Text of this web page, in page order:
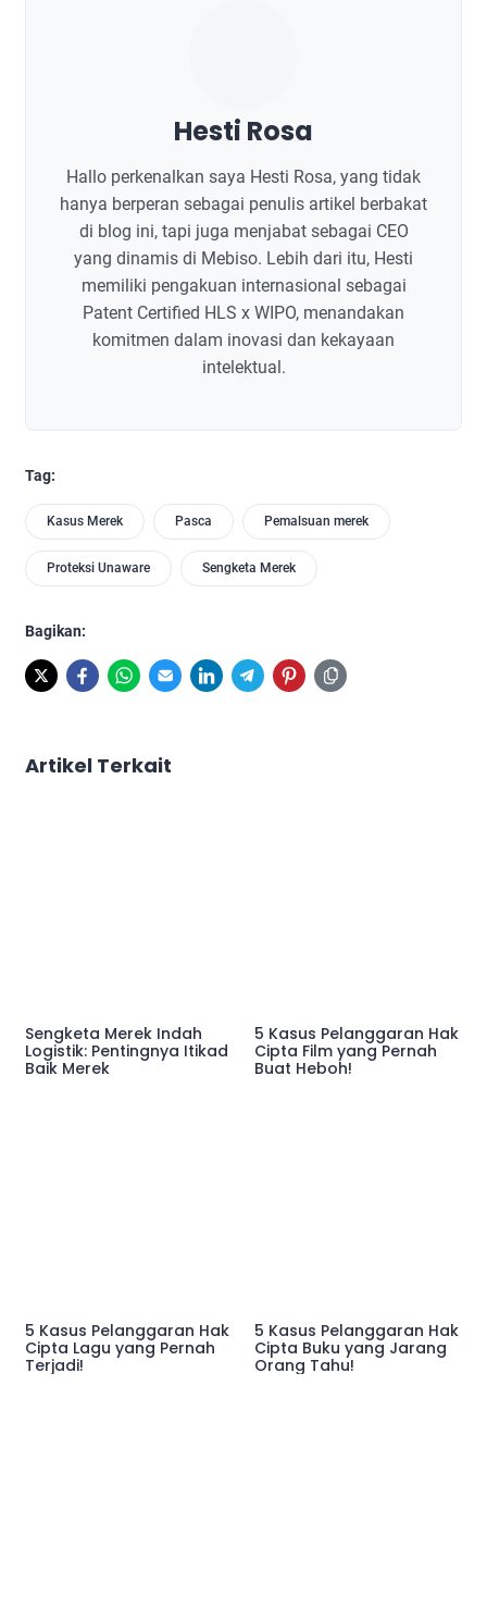
Hesti Rosa
Hallo perkenalkan saya Hesti Rosa, yang tidak
hanya berperan sebagai penulis artikel berbakat
di blog ini, tapi juga menjabat sebagai CEO
yang dinamis di Mebiso. Lebih dari itu, Hesti
memiliki pengakuan internasional sebagai
Patent Certified HLS x WIPO, menandakan
komitmen dalam inovasi dan kekayaan
intelektual.
Tag:
Kasus Merek Pasca Pemalsuan merek
Proteksi Unaware Sengketa Merek
Bagikan:
Artikel Terkait
Sengketa Merek Indah
Logistik: Pentingnya Itikad
Baik Merek
5 Kasus Pelanggaran Hak
Cipta Film yang Pernah
Buat Heboh!
5 Kasus Pelanggaran Hak
Cipta Lagu yang Pernah
Terjadi!
5 Kasus Pelanggaran Hak
Cipta Buku yang Jarang
Orang Tahu!